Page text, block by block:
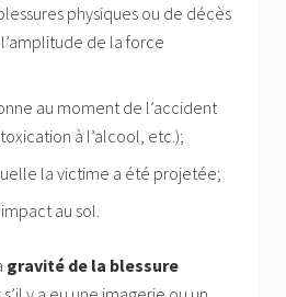
physiques ou de décès
de la force
au moment de l’accident
à l’alcool, etc.);
la victime a été projetée;
au sol.
gravité de la blessure